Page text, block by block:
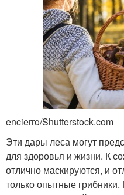
encierro/Shutterstock.com
Эти дары леса могут
для здоровья и жизни. К
отлично маскируются, и
только опытные